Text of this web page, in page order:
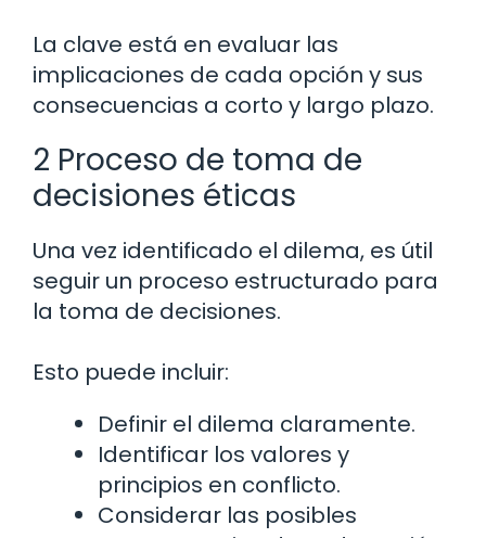
La clave está en evaluar las
implicaciones de cada opción y sus
consecuencias a corto y largo plazo.
2 Proceso de toma de
decisiones éticas
Una vez identificado el dilema, es útil
seguir un proceso estructurado para
la toma de decisiones.
Esto puede incluir:
Definir el dilema claramente.
Identificar los valores y
principios en conflicto.
Considerar las posibles